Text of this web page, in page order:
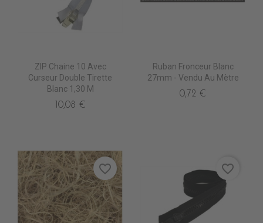
ZIP Chaine 10 Avec
Curseur Double Tirette
Blanc 1,30 M
10,08 €
Ruban Fronceur Blanc
27mm - Vendu Au Mètre
0,72 €
favorite_border favorite_border